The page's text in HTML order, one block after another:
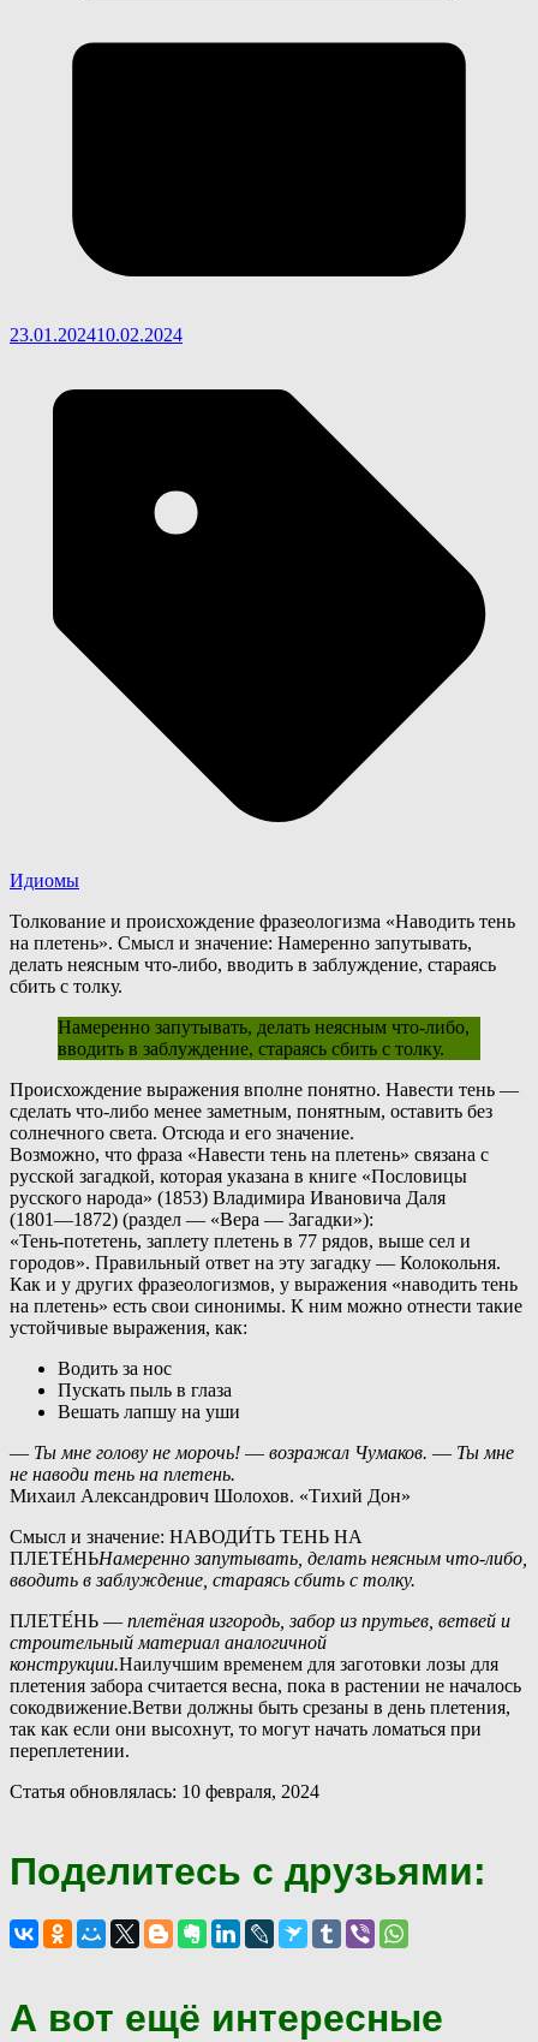
23.01.202410.02.2024
Идиомы
Толкование и происхождение фразеологизма «Наводить тень
на плетень». Смысл и значение: Намеренно запутывать,
делать неясным что-либо, вводить в заблуждение, стараясь
сбить с толку.
Намеренно запутывать, делать неясным что-либо,
вводить в заблуждение, стараясь сбить с толку.
Происхождение выражения вполне понятно. Навести тень —
сделать что-либо менее заметным, понятным, оставить без
солнечного света. Отсюда и его значение.
Возможно, что фраза «Навести тень на плетень» связана с
русской загадкой, которая указана в книге «Пословицы
русского народа» (1853) Владимира Ивановича Даля
(1801—1872) (раздел — «Вера — Загадки»):
«Тень-потетень, заплету плетень в 77 рядов, выше сел и
городов». Правильный ответ на эту загадку — Колокольня.
Как и у других фразеологизмов, у выражения «наводить тень
на плетень» есть свои синонимы. К ним можно отнести такие
устойчивые выражения, как:
Водить за нос
Пускать пыль в глаза
Вешать лапшу на уши
― Ты мне голову не морочь! ― возражал Чумаков. ― Ты мне
не наводи тень на плетень.
Михаил Александрович Шолохов. «Тихий Дон»
Смысл и значение: НАВОДИ́ТЬ ТЕНЬ НА
ПЛЕТЕ́НЬНамеренно запутывать, делать неясным что-либо,
вводить в заблуждение, стараясь сбить с толку.
ПЛЕТЕ́НЬ — плетёная изгородь, забор из прутьев, ветвей и
строительный материал аналогичной
конструкции.Наилучшим временем для заготовки лозы для
плетения забора считается весна, пока в растении не началось
сокодвижение.Ветви должны быть срезаны в день плетения,
так как если они высохнут, то могут начать ломаться при
переплетении.
Статья обновлялась: 10 февраля, 2024
Поделитесь с друзьями:
А вот ещё интересные